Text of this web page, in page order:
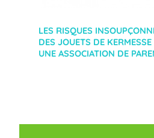
LES RISQUES
DES JOUETS DE
UNE ASSOCIATION DE